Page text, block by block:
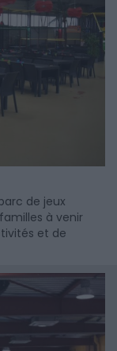
de jeux
à venir
et de